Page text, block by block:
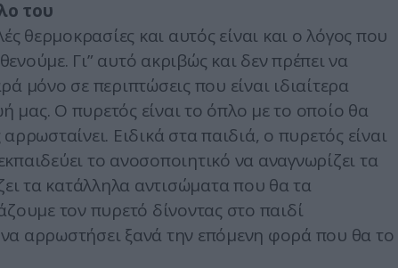
του
θερμοκρασίες και αυτός είναι και ο λόγος που
Γι” αυτό ακριβώς και δεν πρέπει να
μόνο σε περιπτώσεις που είναι ιδιαίτερα
μας. Ο πυρετός είναι το όπλο με το οποίο θα
Ειδικά στα παιδιά, ο πυρετός είναι
το ανοσοποιητικό να αναγνωρίζει τα
τα κατάλληλα αντισώματα που θα τα
τον πυρετό δίνοντας στο παιδί
να αρρωστήσει ξανά την επόμενη φορά που θα το